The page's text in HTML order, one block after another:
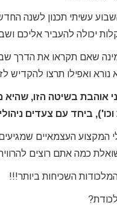
עשיתי תכנון לשנה
יכולה להעביר אליכם
שאם תקראו את הדרך
ואפילו תרצו להקדיש
אוהבת בשיטה הזו, שהיא
וכו'), ביחד עם צעדים
המקצוע העצמאיים
כמה אתם רוצים
השכיחות ביותר!!!